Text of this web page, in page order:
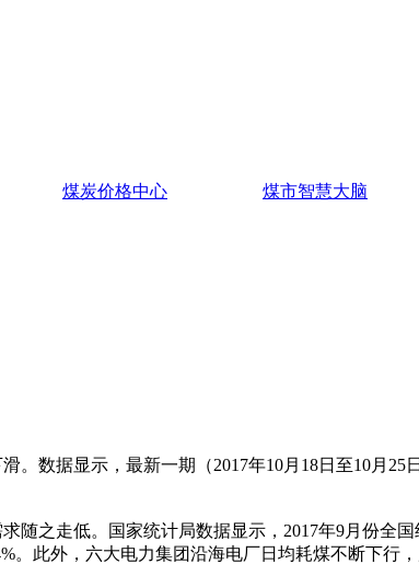
煤炭价格中心 煤市智慧大脑
数据显示，最新一期（2017年10月18日至10月25
之走低。国家统计局数据显示，2017年9月份全
。此外，六大电力集团沿海电厂日均耗煤不断下行